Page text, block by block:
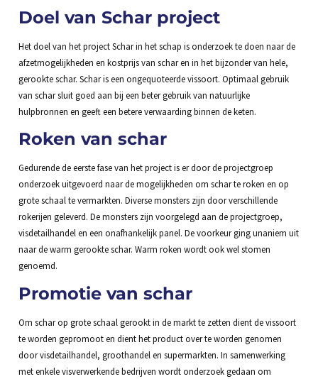
Doel van Schar project
Het doel van het project Schar in het schap is onderzoek te doen naar de
afzetmogelijkheden en kostprijs van schar en in het bijzonder van hele,
gerookte schar. Schar is een ongequoteerde vissoort. Optimaal gebruik
van schar sluit goed aan bij een beter gebruik van natuurlijke
hulpbronnen en geeft een betere verwaarding binnen de keten.
Roken van schar
Gedurende de eerste fase van het project is er door de projectgroep
onderzoek uitgevoerd naar de mogelijkheden om schar te roken en op
grote schaal te vermarkten. Diverse monsters zijn door verschillende
rokerijen geleverd. De monsters zijn voorgelegd aan de projectgroep,
visdetailhandel en een onafhankelijk panel. De voorkeur ging unaniem uit
naar de warm gerookte schar. Warm roken wordt ook wel stomen
genoemd.
Promotie van schar
Om schar op grote schaal gerookt in de markt te zetten dient de vissoort
te worden gepromoot en dient het product over te worden genomen
door visdetailhandel, groothandel en supermarkten. In samenwerking
met enkele visverwerkende bedrijven wordt onderzoek gedaan om